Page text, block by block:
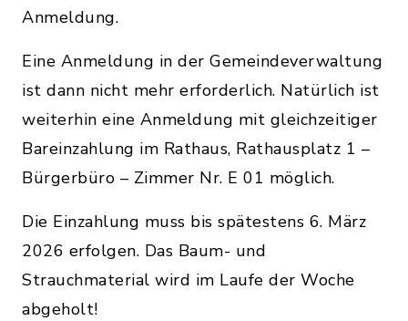
Anmeldung.
Eine Anmeldung in der Gemeindeverwaltung
ist dann nicht mehr erforderlich. Natürlich ist
weiterhin eine Anmeldung mit gleichzeitiger
Bareinzahlung im Rathaus, Rathausplatz 1 –
Bürgerbüro – Zimmer Nr. E 01 möglich.
Die Einzahlung muss bis spätestens 6. März
2026 erfolgen. Das Baum- und
Strauchmaterial wird im Laufe der Woche
abgeholt!